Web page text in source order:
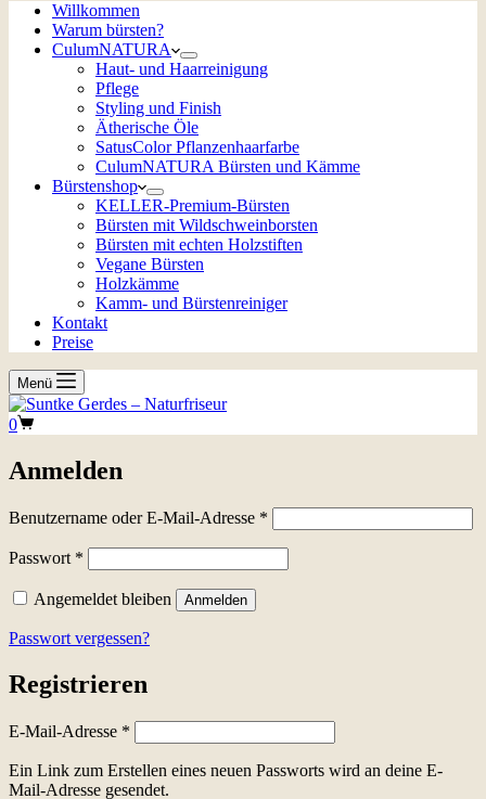
Willkommen
Warum bürsten?
CulumNATURA
Haut- und Haarreinigung
Pflege
Styling und Finish
Ätherische Öle
SatusColor Pflanzenhaarfarbe
CulumNATURA Bürsten und Kämme
Bürstenshop
KELLER-Premium-Bürsten
Bürsten mit Wildschweinborsten
Bürsten mit echten Holzstiften
Vegane Bürsten
Holzkämme
Kamm- und Bürstenreiniger
Kontakt
Preise
Menü
Warenkorb
0
Anmelden
Benutzername oder E-Mail-Adresse *
Passwort *
Angemeldet bleiben Anmelden
Passwort vergessen?
Registrieren
E-Mail-Adresse *
Ein Link zum Erstellen eines neuen Passworts wird an deine E-
Mail-Adresse gesendet.